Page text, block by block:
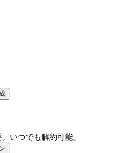
いつでも解約可能。